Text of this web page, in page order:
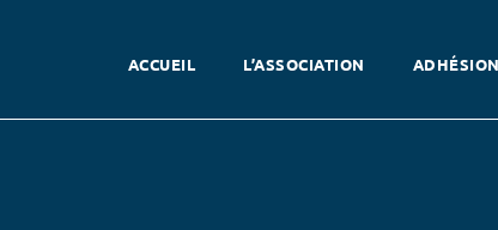
ACCUEIL L’ASSOCIATION ADHÉSION